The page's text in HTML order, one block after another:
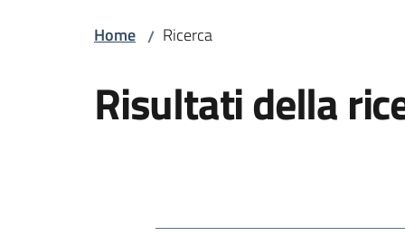
Home / Ricerca
Risultati della